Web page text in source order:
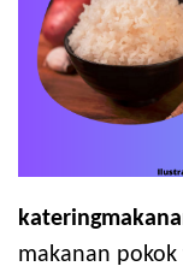
makanan